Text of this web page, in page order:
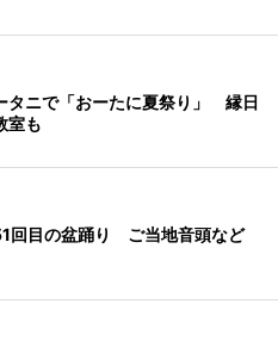
タニで「おーたに夏祭り」 縁日
室も
回目の盆踊り ご当地音頭など